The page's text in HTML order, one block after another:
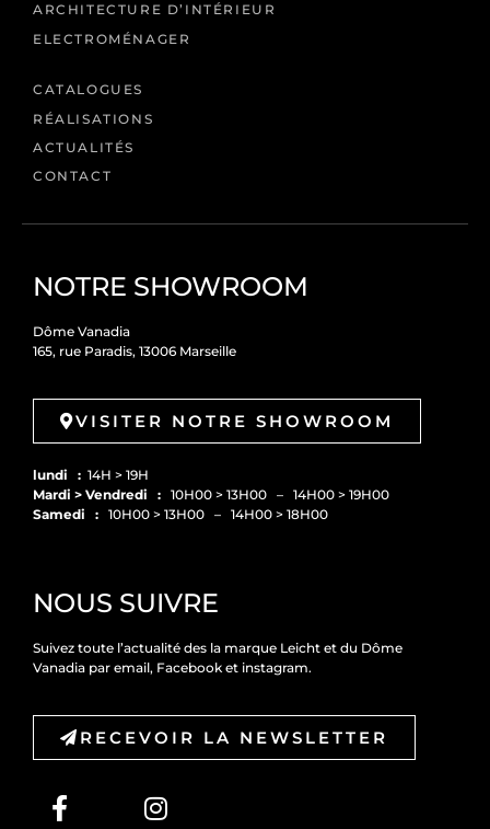
ARCHITECTURE D’INTÉRIEUR
ELECTROMÉNAGER
CATALOGUES
RÉALISATIONS
ACTUALITÉS
CONTACT
NOTRE SHOWROOM
Dôme Vanadia
165, rue Paradis, 13006 Marseille
VISITER NOTRE SHOWROOM
lundi : 14H > 19H
Mardi > Vendredi : 10H00 > 13H00 – 14H00 > 19H00
Samedi : 10H00 > 13H00 – 14H00 > 18H00
NOUS SUIVRE
Suivez toute l’actualité des la marque Leicht et du Dôme
Vanadia par email, Facebook et instagram.
RECEVOIR LA NEWSLETTER